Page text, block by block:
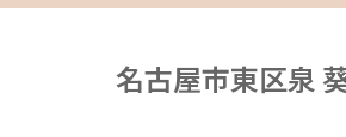
名古屋市東区泉